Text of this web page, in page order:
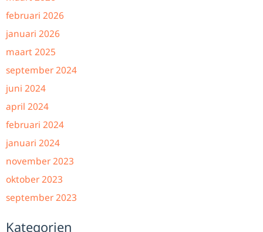
februari 2026
januari 2026
maart 2025
september 2024
juni 2024
april 2024
februari 2024
januari 2024
november 2023
oktober 2023
september 2023
Kategorien